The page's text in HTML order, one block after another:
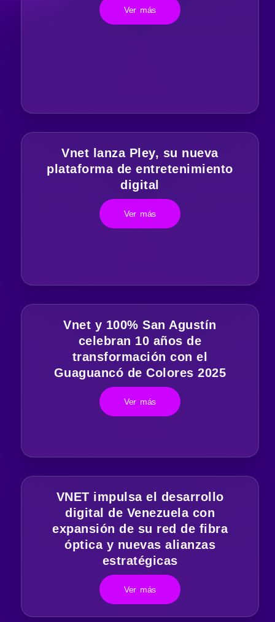
Ver más
Vnet lanza Pley, su nueva
plataforma de entretenimiento
digital
Ver más
Vnet y 100% San Agustín
celebran 10 años de
transformación con el
Guaguancó de Colores 2025
Ver más
VNET impulsa el desarrollo
digital de Venezuela con
expansión de su red de fibra
óptica y nuevas alianzas
estratégicas
Ver más